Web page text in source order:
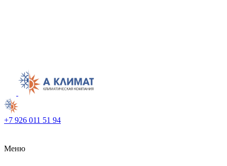
+7 926 011 51 94
Меню